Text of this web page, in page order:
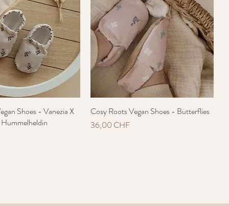
Shoes - Vanezia X
Schnellansicht
Cosy Roots Vegan Shoes - Butterflies
Preis
36,00 CHF